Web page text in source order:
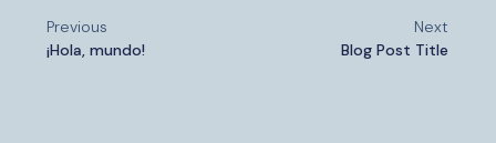
Previous
¡Hola, mundo!
Next
Blog Post Title